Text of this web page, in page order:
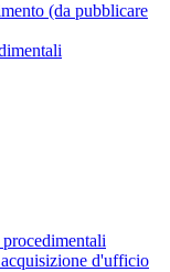
(da pubblicare
d'ufficio